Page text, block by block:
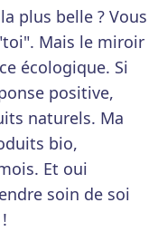
plus belle ? Vous
Mais le miroir
écologique. Si
positive,
naturels. Ma
bio,
Et oui
soin de soi